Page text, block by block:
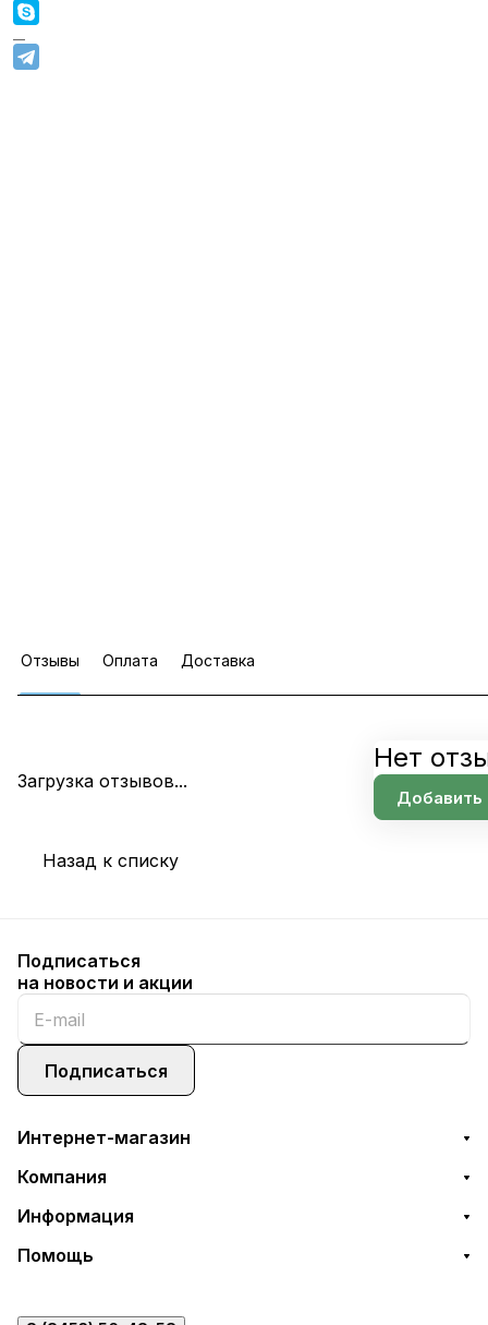
Отзывы Оплата Доставка
Загрузка отзывов...
Нет
Добавить
Назад к списку
Подписаться
на новости и акции
Подписаться
Интернет-магазин
Компания
Информация
Помощь